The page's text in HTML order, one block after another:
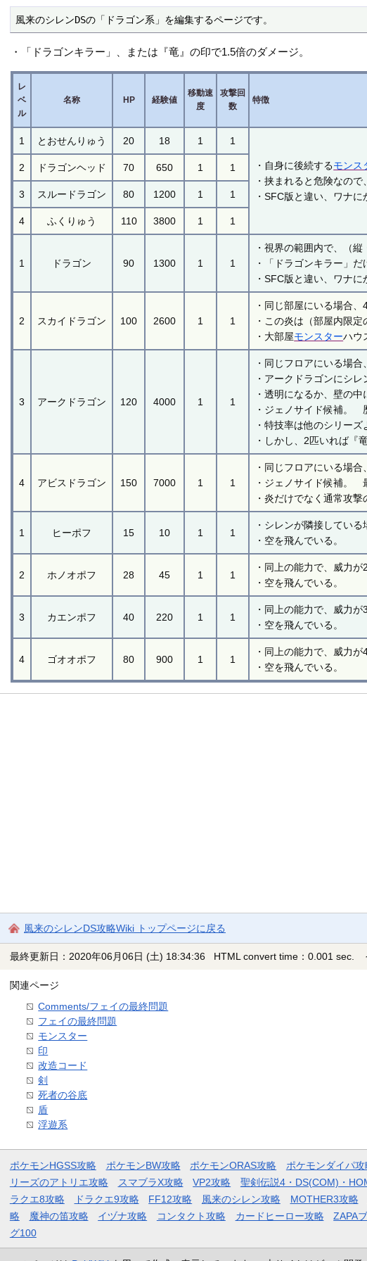
風来のシレンDSの「ドラゴン系」を編集するページです。
・「ドラゴンキラー」、または『竜』の印で1.5倍のダメージ。
レ
ベ
ル
名称 HP 経験値
移動速
度
攻撃回
数
特徴
1 とおせんりゅう 20 18 1 1
・自身に後続するモンス
・挟まれると危険なので
・SFC版と違い、ワナに
2 ドラゴンヘッド 70 650 1 1
3 スルードラゴン 80 1200 1 1
4 ふくりゅう 110 3800 1 1
1 ドラゴン 90 1300 1 1
・視界の範囲内で、（
・「ドラゴンキラー」
・SFC版と違い、ワナ
2 スカイドラゴン 100 2600 1 1
・同じ部屋にいる場合
・この炎は（部屋内限
・大部屋モンスターハウ
3 アークドラゴン 120 4000 1 1
・同じフロアにいる場
・アークドラゴンにシ
・透明になるか、壁の
・ジェノサイド候補。
・特技率は他のシリー
・しかし、2匹いれば『
4 アビスドラゴン 150 7000 1 1
・同じフロアにいる場
・ジェノサイド候補。
・炎だけでなく通常攻
1 ヒーポフ 15 10 1 1
・シレンが隣接してい
・空を飛んでいる。
2 ホノオポフ 28 45 1 1
・同上の能力で、威力
・空を飛んでいる。
3 カエンポフ 40 220 1 1
・同上の能力で、威力
・空を飛んでいる。
4 ゴオオポフ 80 900 1 1
・同上の能力で、威力
・空を飛んでいる。
風来のシレンDS攻略Wiki トップページに戻る
最終更新日：2020年06月06日 (土) 18:34:36 HTML convert time：0.001 sec.
関連ページ
Comments/フェイの最終問題
フェイの最終問題
モンスター
印
改造コード
剣
死者の谷底
盾
浮遊系
ポケモンHGSS攻略 ポケモンBW攻略 ポケモンORAS攻略 ポケモンダイパ攻
リーズのアトリエ攻略
スマブラX攻略 VP2攻略 聖剣伝説4・DS(COM)・
ラクエ8攻略
ドラクエ9攻略 FF12攻略 風来のシレン攻略 MOTHER3攻略
略
魔神の笛攻略 イヅナ攻略 コンタクト攻略 カードヒーロー攻略 ZAPA
グ100